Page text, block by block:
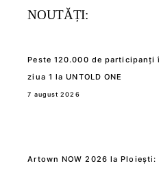
NOUTĂȚI:
Peste 120.000 de participanți
ziua 1 la UNTOLD ONE
7 august 2026
Artown NOW 2026 la Ploiești: